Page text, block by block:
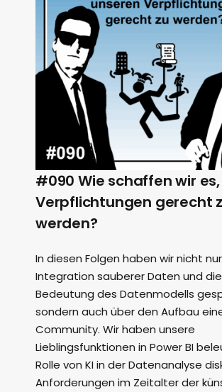
#090 Wie schaffen wir
Verpflichtungen gerecht
werden?
In diesen Folgen haben wir nicht
Integration sauberer Daten und die
Bedeutung des Datenmodells
sondern auch über den Aufbau
Community. Wir haben unsere
Lieblingsfunktionen in Power BI
Rolle von KI in der Datenanalyse
Anforderungen im Zeitalter der